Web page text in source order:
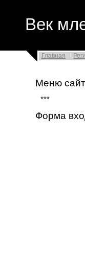
Век
Главная
Меню
***
Форма